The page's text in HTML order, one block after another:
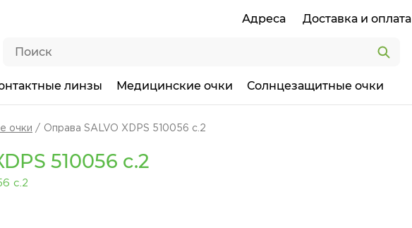
Адреса Доставка и оплата
линзы Медицинские очки Солнцезащитные очки
очки Оправа SALVO XDPS 510056 c.2
510056 c.2